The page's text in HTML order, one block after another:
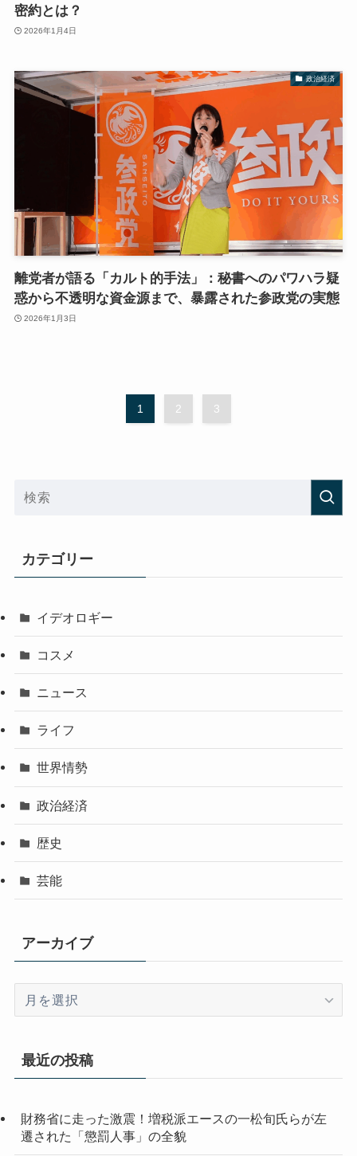
密約とは？
2026年1月4日
政治経済
離党者が語る「カルト的手法」：秘書へのパワハラ疑
惑から不透明な資金源まで、暴露された参政党の実態
2026年1月3日
1 2 3
カテゴリー
イデオロギー
コスメ
ニュース
ライフ
世界情勢
政治経済
歴史
芸能
アーカイブ
イ
最近の投稿
財務省に走った激震！増税派エースの一松旬氏らが左
遷された「懲罰人事」の全貌